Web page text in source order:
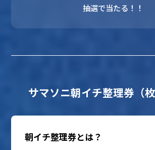
抽選で当たる！！
サマソニ朝イチ整理券（枚
朝イチ整理券とは？